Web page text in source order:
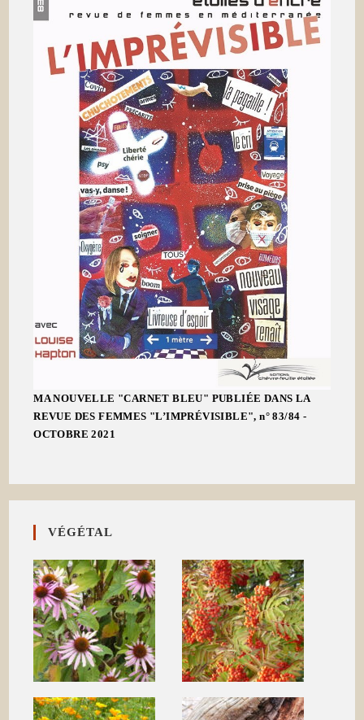
MA NOUVELLE "CARNET BLEU" PUBLIÉE DANS LA
REVUE DES FEMMES "L’IMPRÉVISIBLE", n° 83/84 -
OCTOBRE 2021
VÉGÉTAL